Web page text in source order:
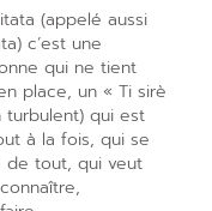
(appelé aussi
c’est une
qui ne tient
place, un « Ti sirè
turbulent) qui est
à la fois, qui se
de tout, qui veut